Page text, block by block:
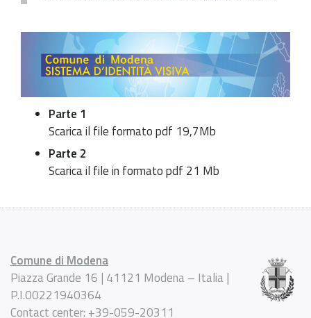
Parte 1
Scarica il file formato pdf 19,7Mb
Parte 2
Scarica il file in formato pdf 21 Mb
Comune di Modena
Piazza Grande 16 | 41121 Modena – Italia |
P.I.00221940364
Contact center: +39-059-20311